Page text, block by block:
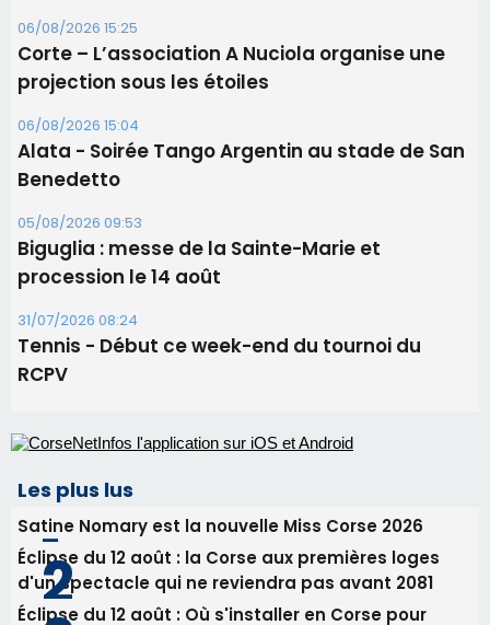
06/08/2026 15:25
Corte – L’association A Nuciola organise une
projection sous les étoiles
06/08/2026 15:04
Alata - Soirée Tango Argentin au stade de San
Benedetto
05/08/2026 09:53
Biguglia : messe de la Sainte-Marie et
procession le 14 août
31/07/2026 08:24
Tennis - Début ce week-end du tournoi du
RCPV
Les plus lus
Satine Nomary est la nouvelle Miss Corse 2026
Éclipse du 12 août : la Corse aux premières loges
d'un spectacle qui ne reviendra pas avant 2081
Éclipse du 12 août : Où s'installer en Corse pour